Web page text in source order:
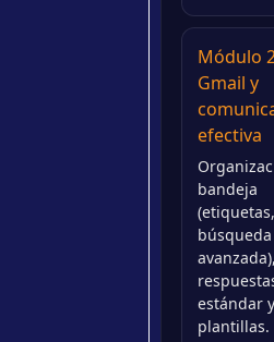
Módulo
Gmail y
efectiva
bandeja
búsqueda
estándar y
plantillas.